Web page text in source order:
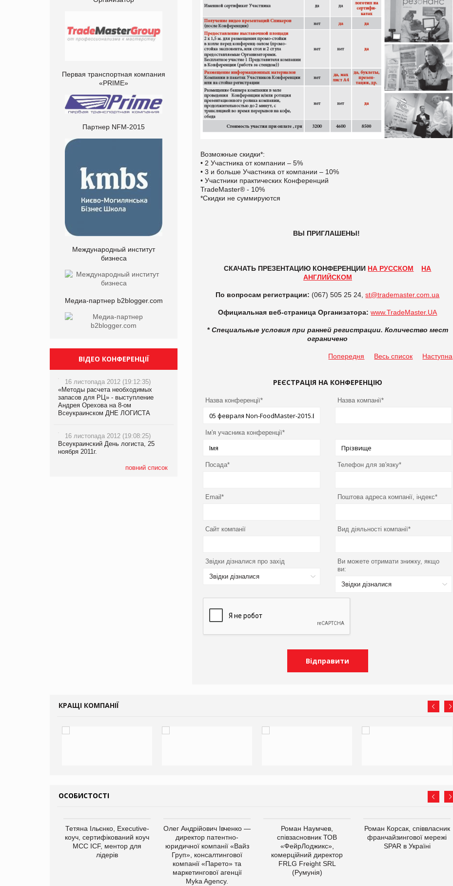
Первая транспортная компания
«PRIME»
Партнер NFM-2015
Международный институт
бизнеса
Медиа-партнер b2blogger.com
ВІДЕО КОНФЕРЕНЦІЇ
16 листопада 2012 (19:12:35)
«Методы расчета необходимых
запасов для РЦ» - выступление
Андрея Орехова на 8-ом
Всеукраинском ДНЕ ЛОГИСТА
16 листопада 2012 (19:08:25)
Всеукраинский День логиста, 25
ноября 2011г.
повний список
Возможные скидки*:
• 2 Участника от компании – 5%
• 3 и больше Участника от компании – 10%
• Участники практических Конференций
TradeMaster® - 10%
*Скидки не суммируются
ВЫ ПРИГЛАШЕНЫ!
СКАЧАТЬ ПРЕЗЕНТАЦИЮ КОНФЕРЕНЦИИ НА РУССКОМ
НА
АНГЛИЙСКОМ
По вопросам регистрации: (067) 505 25 24,st@trademaster.com.ua
Официальная веб-страница Организатора: www.TradeMaster.UA
*Специальные условия при ранней регистрации. Количество мест
ограничено
Попередня Весь список Наступна
РЕЄСТРАЦІЯ НА КОНФЕРЕНЦІЮ
Назва конференції* Назва компанії*
Ім'я учасника конференції*
Посада* Телефон для зв'язку*
Email* Поштова адреса компанії, індекс*
Сайт компанії Вид діяльності компанії*
Звідки дізналися про захід
Звідки дізналися
Ви можете отримати знижку, якщо
ви:
Звідки дізналися
КРАЩІ КОМПАНІЇ
ОСОБИСТОСТІ
Тетяна Ільєнко, Executive-
коуч, сертифікований коуч
МСС ICF, ментор для
лідерів
Олег Андрійович Івченко —
директор патентно-
юридичної компанії «Вайз
Груп», консалтингової
компанії «Парето» та
маркетингової агенції
Myka Agency.
Роман Наумчев,
співзасновник ТОВ
«ФейрЛоджикс»,
комерційний директор
FRLG Freight SRL
(Румунія)
Роман Корсак, співвласник
франчайзингової мережі
SPAR в Україні